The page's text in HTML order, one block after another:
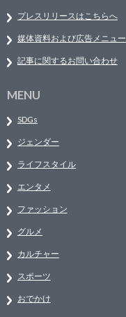
プレスリリースはこちらへ
媒体資料および広告メニュー
記事に関するお問い合わせ
MENU
SDGs
ジェンダー
ライフスタイル
エンタメ
ファッション
グルメ
カルチャー
スポーツ
おでかけ